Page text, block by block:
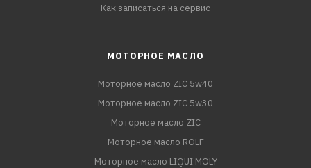
Как записаться на сервис
МОТОРНОЕ МАСЛО
Моторное масло ZIC 5w40
Моторное масло ZIC 5w30
Моторное масло ZIC
Моторное масло ROLF
Моторное масло LIQUI MOLY